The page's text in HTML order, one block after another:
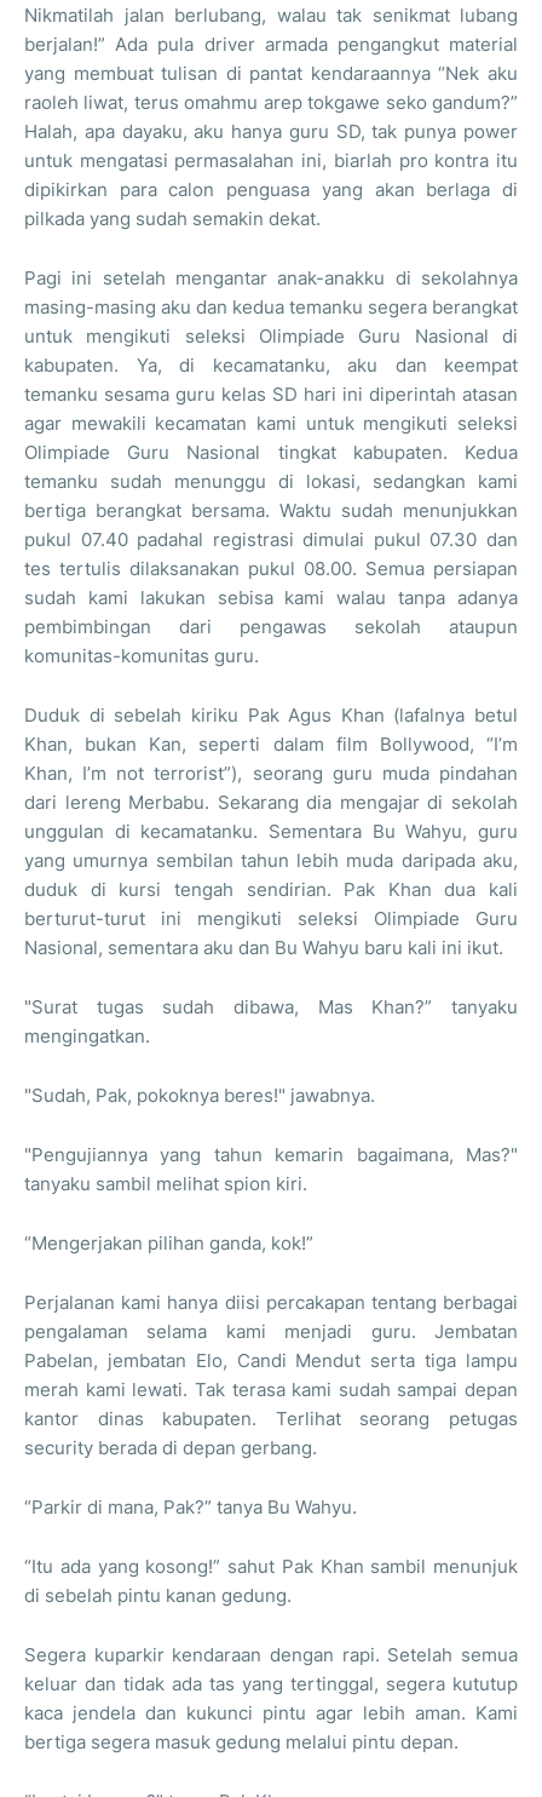
Nikmatilah jalan berlubang, walau tak senikmat lubang
berjalan!” Ada pula driver armada pengangkut material
yang membuat tulisan di pantat kendaraannya “Nek aku
raoleh liwat, terus omahmu arep tokgawe seko gandum?”
Halah, apa dayaku, aku hanya guru SD, tak punya power
untuk mengatasi permasalahan ini, biarlah pro kontra itu
dipikirkan para calon penguasa yang akan berlaga di
pilkada yang sudah semakin dekat.
Pagi ini setelah mengantar anak-anakku di sekolahnya
masing-masing aku dan kedua temanku segera berangkat
untuk mengikuti seleksi Olimpiade Guru Nasional di
kabupaten. Ya, di kecamatanku, aku dan keempat
temanku sesama guru kelas SD hari ini diperintah atasan
agar mewakili kecamatan kami untuk mengikuti seleksi
Olimpiade Guru Nasional tingkat kabupaten. Kedua
temanku sudah menunggu di lokasi, sedangkan kami
bertiga berangkat bersama. Waktu sudah menunjukkan
pukul 07.40 padahal registrasi dimulai pukul 07.30 dan
tes tertulis dilaksanakan pukul 08.00. Semua persiapan
sudah kami lakukan sebisa kami walau tanpa adanya
pembimbingan dari pengawas sekolah ataupun
komunitas-komunitas guru.
Duduk di sebelah kiriku Pak Agus Khan (lafalnya betul
Khan, bukan Kan, seperti dalam film Bollywood, “I’m
Khan, I’m not terrorist”), seorang guru muda pindahan
dari lereng Merbabu. Sekarang dia mengajar di sekolah
unggulan di kecamatanku. Sementara Bu Wahyu, guru
yang umurnya sembilan tahun lebih muda daripada aku,
duduk di kursi tengah sendirian. Pak Khan dua kali
berturut-turut ini mengikuti seleksi Olimpiade Guru
Nasional, sementara aku dan Bu Wahyu baru kali ini ikut.
"Surat tugas sudah dibawa, Mas Khan?” tanyaku
mengingatkan.
"Sudah, Pak, pokoknya beres!" jawabnya.
"Pengujiannya yang tahun kemarin bagaimana, Mas?"
tanyaku sambil melihat spion kiri.
“Mengerjakan pilihan ganda, kok!”
Perjalanan kami hanya diisi percakapan tentang berbagai
pengalaman selama kami menjadi guru. Jembatan
Pabelan, jembatan Elo, Candi Mendut serta tiga lampu
merah kami lewati. Tak terasa kami sudah sampai depan
kantor dinas kabupaten. Terlihat seorang petugas
security berada di depan gerbang.
“Parkir di mana, Pak?” tanya Bu Wahyu.
“Itu ada yang kosong!” sahut Pak Khan sambil menunjuk
di sebelah pintu kanan gedung.
Segera kuparkir kendaraan dengan rapi. Setelah semua
keluar dan tidak ada tas yang tertinggal, segera kututup
kaca jendela dan kukunci pintu agar lebih aman. Kami
bertiga segera masuk gedung melalui pintu depan.